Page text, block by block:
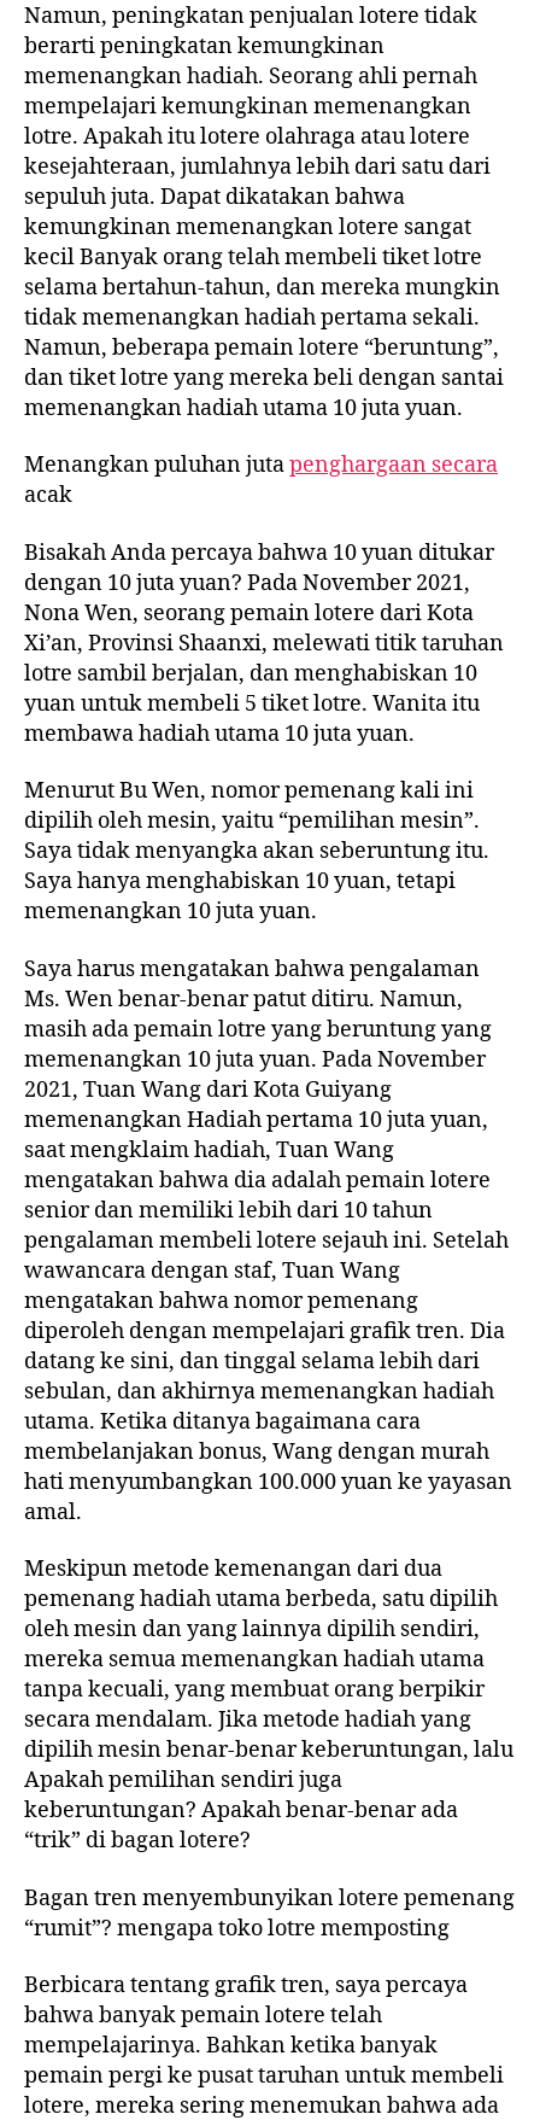
Namun, peningkatan penjualan lotere tidak
berarti peningkatan kemungkinan
memenangkan hadiah. Seorang ahli pernah
mempelajari kemungkinan memenangkan
lotre. Apakah itu lotere olahraga atau lotere
kesejahteraan, jumlahnya lebih dari satu dari
sepuluh juta. Dapat dikatakan bahwa
kemungkinan memenangkan lotere sangat
kecil Banyak orang telah membeli tiket lotre
selama bertahun-tahun, dan mereka mungkin
tidak memenangkan hadiah pertama sekali.
Namun, beberapa pemain lotere “beruntung”,
dan tiket lotre yang mereka beli dengan santai
memenangkan hadiah utama 10 juta yuan.
Menangkan puluhan jutapenghargaan secara
acak
Bisakah Anda percaya bahwa 10 yuan ditukar
dengan 10 juta yuan? Pada November 2021,
Nona Wen, seorang pemain lotere dari Kota
Xi’an, Provinsi Shaanxi, melewati titik taruhan
lotre sambil berjalan, dan menghabiskan 10
yuan untuk membeli 5 tiket lotre. Wanita itu
membawa hadiah utama 10 juta yuan.
Menurut Bu Wen, nomor pemenang kali ini
dipilih oleh mesin, yaitu “pemilihan mesin”.
Saya tidak menyangka akan seberuntung itu.
Saya hanya menghabiskan 10 yuan, tetapi
memenangkan 10 juta yuan.
Saya harus mengatakan bahwa pengalaman
Ms. Wen benar-benar patut ditiru. Namun,
masih ada pemain lotre yang beruntung yang
memenangkan 10 juta yuan. Pada November
2021, Tuan Wang dari Kota Guiyang
memenangkan Hadiah pertama 10 juta yuan,
saat mengklaim hadiah, Tuan Wang
mengatakan bahwa dia adalah pemain lotere
senior dan memiliki lebih dari 10 tahun
pengalaman membeli lotere sejauh ini. Setelah
wawancara dengan staf, Tuan Wang
mengatakan bahwa nomor pemenang
diperoleh dengan mempelajari grafik tren. Dia
datang ke sini, dan tinggal selama lebih dari
sebulan, dan akhirnya memenangkan hadiah
utama. Ketika ditanya bagaimana cara
membelanjakan bonus, Wang dengan murah
hati menyumbangkan 100.000 yuan ke yayasan
amal.
Meskipun metode kemenangan dari dua
pemenang hadiah utama berbeda, satu dipilih
oleh mesin dan yang lainnya dipilih sendiri,
mereka semua memenangkan hadiah utama
tanpa kecuali, yang membuat orang berpikir
secara mendalam. Jika metode hadiah yang
dipilih mesin benar-benar keberuntungan, lalu
Apakah pemilihan sendiri juga
keberuntungan? Apakah benar-benar ada
“trik” di bagan lotere?
Bagan tren menyembunyikan lotere pemenang
“rumit”? mengapa toko lotre memposting
Berbicara tentang grafik tren, saya percaya
bahwa banyak pemain lotere telah
mempelajarinya. Bahkan ketika banyak
pemain pergi ke pusat taruhan untuk membeli
lotere, mereka sering menemukan bahwa ada